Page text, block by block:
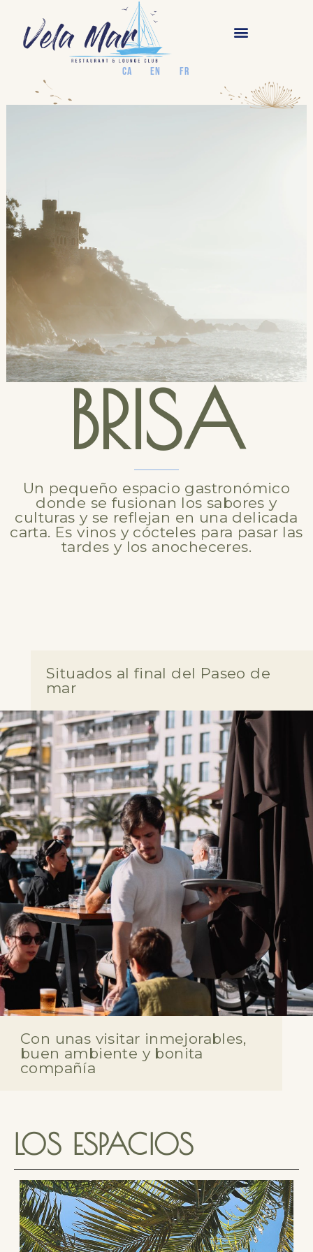
CA EN FR
BRISA
Un pequeño espacio gastronómico
donde se fusionan los sabores y
culturas y se reflejan en una delicada
carta. Es vinos y cócteles para pasar las
tardes y los anocheceres.
Situados al final del Paseo de
mar
Con unas visitar inmejorables,
buen ambiente y bonita
compañía
LOS ESPACIOS